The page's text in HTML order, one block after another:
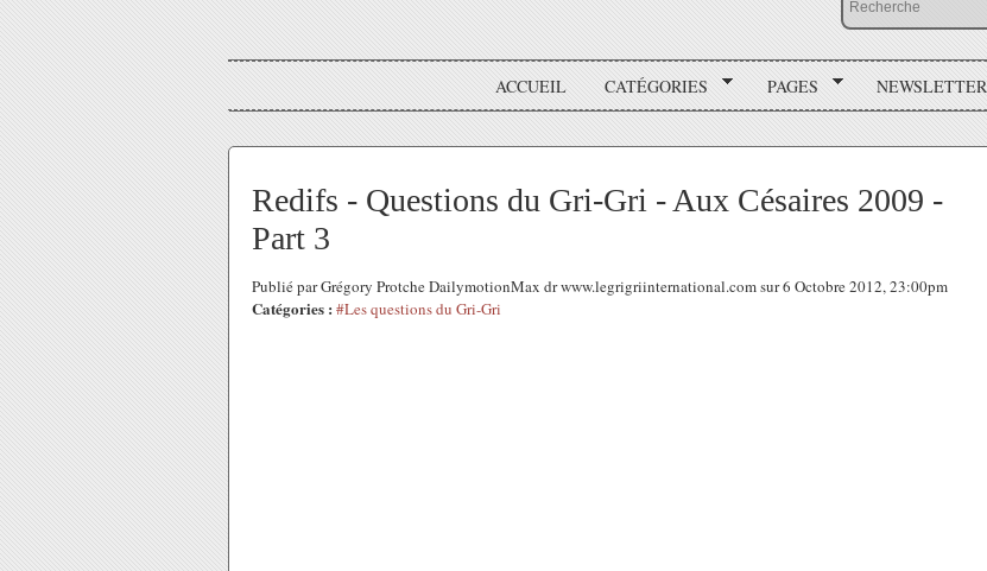
ACCUEIL CATÉGORIES PAGES NEWSLETTER
Redifs - Questions du Gri-Gri - Aux Césaires 2009 -
Part 3
Publié par Grégory Protche DailymotionMax dr www.legrigriinternational.com sur 6 Octobre 2012, 23:00pm
Catégories : #Les questions du Gri-Gri